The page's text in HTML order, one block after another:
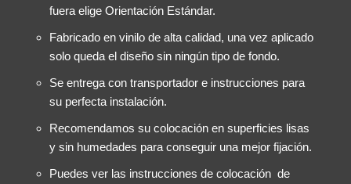
fuera elige Orientación Estándar.
Fabricado en vinilo de alta calidad, una vez aplicado
solo queda el diseño sin ningún tipo de fondo.
Se entrega con transportador e instrucciones para
su perfecta instalación.
Recomendamos su colocación en superficies lisas
y sin humedades para conseguir una mejor fijación.
Puedes ver las instrucciones de colocación de